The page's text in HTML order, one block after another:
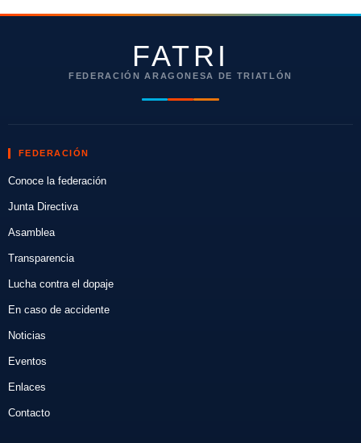
FATRI
FEDERACIÓN ARAGONESA DE TRIATLÓN
FEDERACIÓN
Conoce la federación
Junta Directiva
Asamblea
Transparencia
Lucha contra el dopaje
En caso de accidente
Noticias
Eventos
Enlaces
Contacto